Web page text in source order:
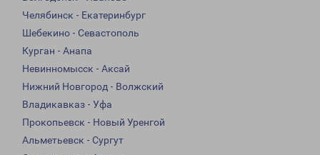
Челябинск - Екатеринбург
Шебекино - Севастополь
Курган - Анапа
Невинномысск - Аксай
Нижний Новгород - Волжский
Владикавказ - Уфа
Прокопьевск - Новый Уренгой
Альметьевск - Сургут